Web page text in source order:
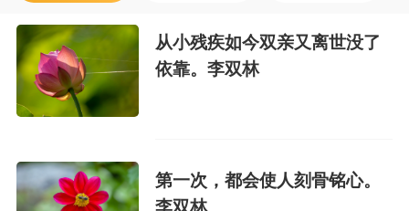
从小残疾如今双亲又离世没了
依靠。李双林
第一次，都会使人刻骨铭心。
李双林